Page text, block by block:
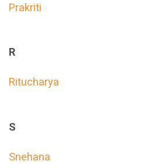
Prakriti
R
Ritucharya
S
Snehana